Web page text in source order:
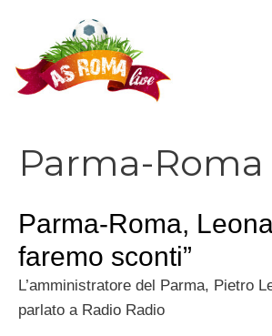
contenuto
Parma-Roma
Parma-Roma,
faremo sconti”
L’amministratore del Parma, Pietro
parlato a Radio Radio